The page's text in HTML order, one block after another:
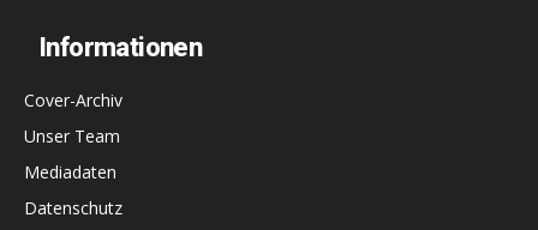
Informationen
Cover-Archiv
Unser Team
Mediadaten
Datenschutz